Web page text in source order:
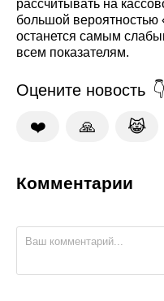
рассчитывать на
большой
останется самым
всем показателям.
Оцените новость
❤️ 🙏 😹
Комментарии